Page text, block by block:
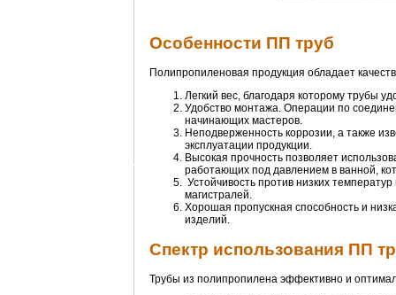
Особенности ПП труб
Полипропиленовая продукция обладает
Легкий вес, благодаря которому трубы
Удобство монтажа. Операции по
начинающих мастеров.
Неподверженность коррозии, а также
эксплуатации продукции.
Высокая прочность позволяет
работающих под давлением в ванной,
Устойчивость против низких
магистралей.
Хорошая пропускная способность и
изделий.
Спектр использования ПП
Трубы из полипропилена эффективно и